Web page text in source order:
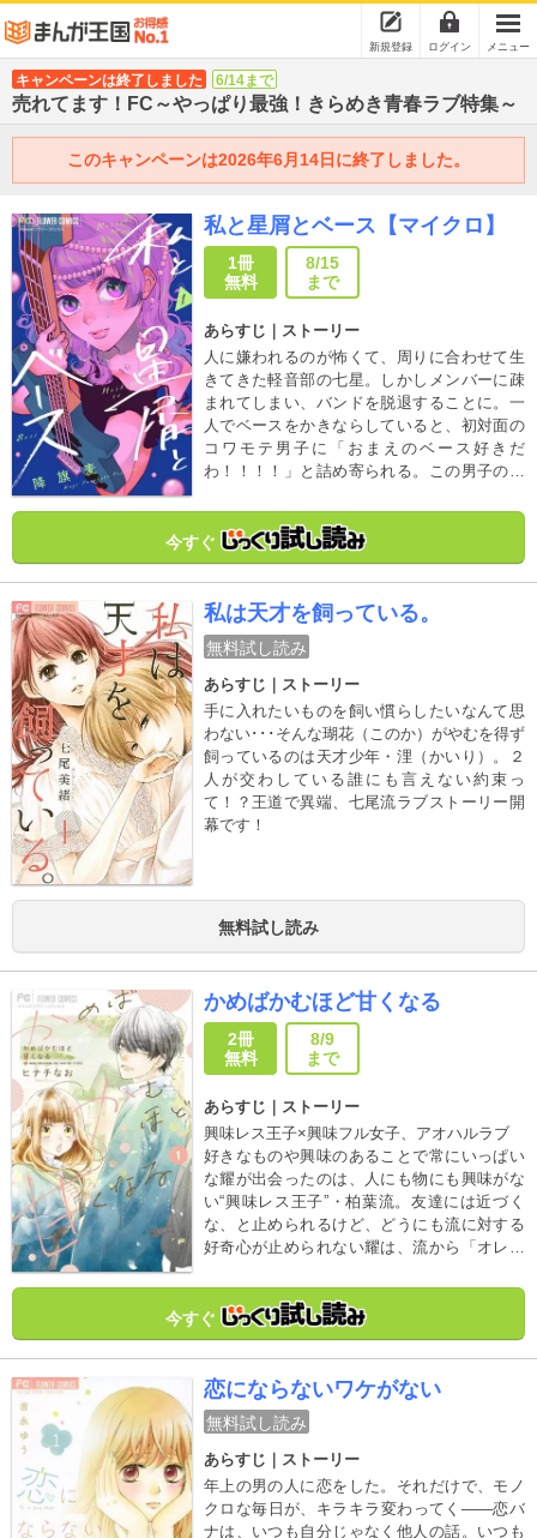
新規登録 ログイン メニュー
キャンペーンは終了しました 6/14まで
売れてます！FC～やっぱり最強！きらめき青春ラブ特集～
このキャンペーンは2026年6月14日に終了しました。
私と星屑とベース【マイクロ】
1冊
無料
8/15
まで
あらすじ｜ストーリー
人に嫌われるのが怖くて、周りに合わせて生
きてきた軽音部の七星。しかしメンバーに疎
まれてしまい、バンドを脱退することに。一
人でベースをかきならしていると、初対面の
コワモテ男子に「おまえのベース好きだ
わ！！！！」と詰め寄られる。この男子の正
セッタ先輩で!？こじらせ鬼才ベース女子×破
天荒天才ドラム男子の青春音楽譚！！
今すぐ
私は天才を飼っている。
無料試し読み
あらすじ｜ストーリー
手に入れたいものを飼い慣らしたいなんて思
わない･･･そんな瑚花（このか）がやむを得ず
飼っているのは天才少年・浬（かいり）。２
人が交わしている誰にも言えない約束っ
て！？王道で異端、七尾流ラブストーリー開
幕です！
無料試し読み
かめばかむほど甘くなる
2冊
無料
8/9
まで
あらすじ｜ストーリー
興味レス王子×興味フル女子、アオハルラブ
好きなものや興味のあることで常にいっぱい
な耀が出会ったのは、人にも物にも興味がな
い“興味レス王子”・柏葉流。友達には近づく
な、と止められるけど、どうにも流に対する
好奇心が止められない耀は、流から「オレに
今すぐ
恋にならないワケがない
無料試し読み
あらすじ｜ストーリー
年上の男の人に恋をした。それだけで、モノ
クロな毎日が、キラキラ変わってく――恋バ
ナは、いつも自分じゃなく他人の話。いつも